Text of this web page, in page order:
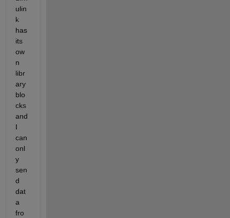
ulin
k
has
its
ow
n
libr
ary
blo
cks
and
I
can
onl
y
sen
d
dat
a
fro